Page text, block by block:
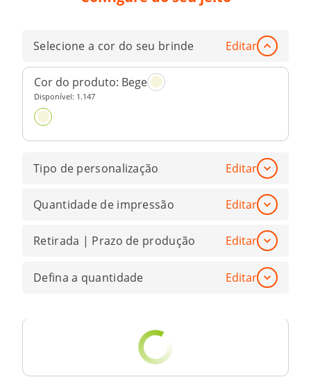
Selecione a cor do seu brinde Editar
Cor do produto: Bege
Disponível: 1.147
Tipo de personalização Editar
Quantidade de impressão Editar
Retirada | Prazo de produção Editar
Defina a quantidade Editar